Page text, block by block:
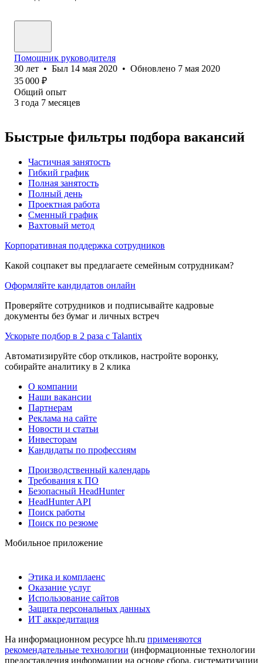
Помощник руководителя
30 лет • Был 14 мая 2020 • Обновлено 7 мая 2020
35 000 ₽
Общий опыт
3 года 7 месяцев
Быстрые фильтры подбора вакансий
Частичная занятость
Гибкий график
Полная занятость
Полный день
Проектная работа
Сменный график
Вахтовый метод
Корпоративная поддержка сотрудников
Какой соцпакет вы предлагаете семейным сотрудникам?
Оформляйте кандидатов онлайн
Проверяйте сотрудников и подписывайте кадровые
документы без бумаг и личных встреч
Ускорьте подбор в 2 раза с Talantix
Автоматизируйте сбор откликов, настройте воронку,
собирайте аналитику в 2 клика
О компании
Наши вакансии
Партнерам
Реклама на сайте
Новости и статьи
Инвесторам
Кандидаты по профессиям
Производственный календарь
Требования к ПО
Безопасный HeadHunter
HeadHunter API
Поиск работы
Поиск по резюме
Мобильное приложение
Этика и комплаенс
Оказание услуг
Использование сайтов
Защита персональных данных
ИТ аккредитация
На информационном ресурсе hh.ru применяются
рекомендательные технологии (информационные технологии
предоставления информации на основе сбора, систематизации